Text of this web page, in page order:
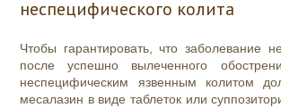
неспецифического колита
Чтобы гарантировать, что заболевание
после успешно вылеченного
неспецифическим язвенным колитом
месалазин в виде таблеток или